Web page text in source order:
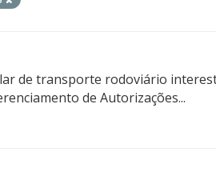
de transporte rodoviário
de Autorizações...